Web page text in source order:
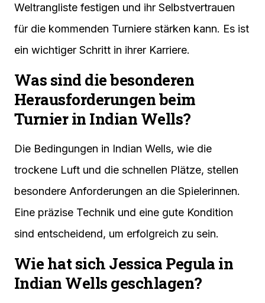
Weltrangliste festigen und ihr Selbstvertrauen
für die kommenden Turniere stärken kann. Es ist
ein wichtiger Schritt in ihrer Karriere.
Was sind die besonderen
Herausforderungen beim
Turnier in Indian Wells?
Die Bedingungen in Indian Wells, wie die
trockene Luft und die schnellen Plätze, stellen
besondere Anforderungen an die Spielerinnen.
Eine präzise Technik und eine gute Kondition
sind entscheidend, um erfolgreich zu sein.
Wie hat sich Jessica Pegula in
Indian Wells geschlagen?